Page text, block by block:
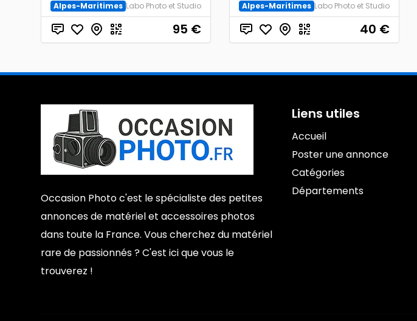
Alpes-Maritimes Labo Photo et Studio
95 €
Alpes-Maritimes Labo Photo et Studio
40 €
Occasion Photo c'est le spécialiste des petites
annonces de matériel et accessoires photos
dans toute la France. Vous cherchez du matériel
rare de passionnés ? C'est ici que vous le
trouverez !
Liens utiles
Accueil
Poster une annonce
Catégories
Départements